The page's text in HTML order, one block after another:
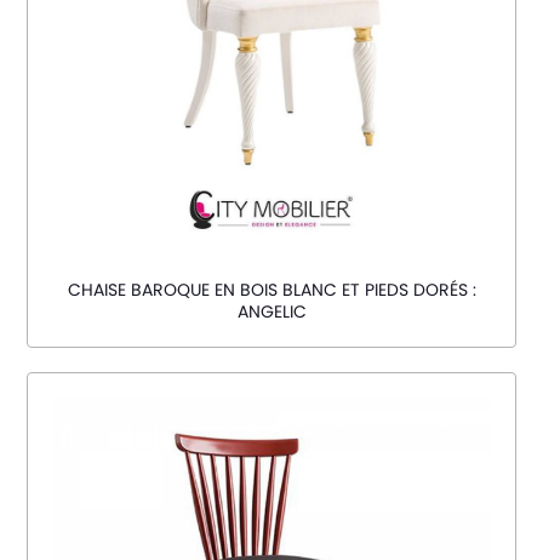
CHAISE BAROQUE EN BOIS BLANC ET PIEDS DORÉS :
ANGELIC